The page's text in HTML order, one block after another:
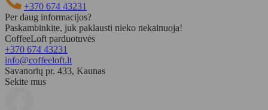
+370 674 43231
Per daug informacijos?
Paskambinkite, juk paklausti nieko nekainuoja!
CoffeeLoft parduotuvės
+370 674 43231
info@coffeeloft.lt
Savanorių pr. 433, Kaunas
Sekite mus